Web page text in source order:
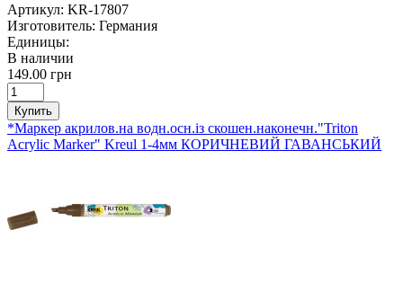
Артикул: KR-17807
Изготовитель: Германия
Единицы:
В наличии
149.00 грн
Купить
*Маркер акрилов.на водн.осн.із скошен.наконечн."Triton
Acrylic Marker" Kreul 1-4мм КОРИЧНЕВИЙ ГАВАНСЬКИЙ